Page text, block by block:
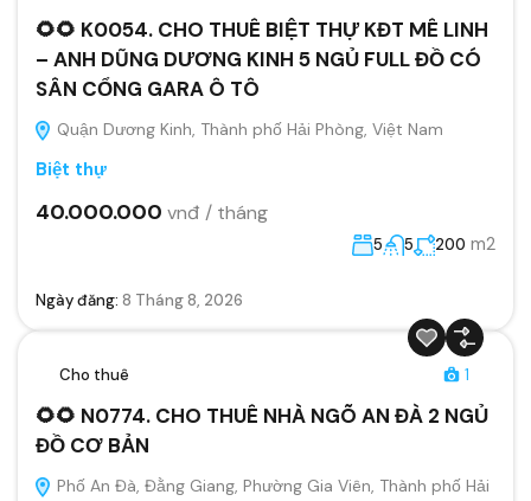
🌻🌻 K0054. CHO THUÊ BIỆT THỰ KĐT MÊ LINH
– ANH DŨNG DƯƠNG KINH 5 NGỦ FULL ĐỒ CÓ
SÂN CỔNG GARA Ô TÔ
Quận Dương Kinh, Thành phố Hải Phòng, Việt Nam
Biệt thự
40.000.000 vnđ / tháng
5 5 200 m2
Ngày đăng: 8 Tháng 8, 2026
Cho thuê 1
🌻🌻 N0774. CHO THUÊ NHÀ NGÕ AN ĐÀ 2 NGỦ
ĐỒ CƠ BẢN
Phố An Đà, Đằng Giang, Phường Gia Viên, Thành phố Hải